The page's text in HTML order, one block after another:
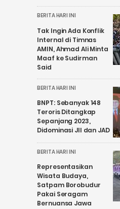
BERITA HARI INI
Tak Ingin Ada Konflik
Internal di Timnas
AMIN, Ahmad Ali Minta
Maaf ke Sudirman
Said
BERITA HARI INI
BNPT: Sebanyak 148
Teroris Ditangkap
Sepanjang 2023,
Didominasi JII dan JAD
BERITA HARI INI
Representasikan
Wisata Budaya,
Satpam Borobudur
Pakai Seragam
Bernuansa Jawa